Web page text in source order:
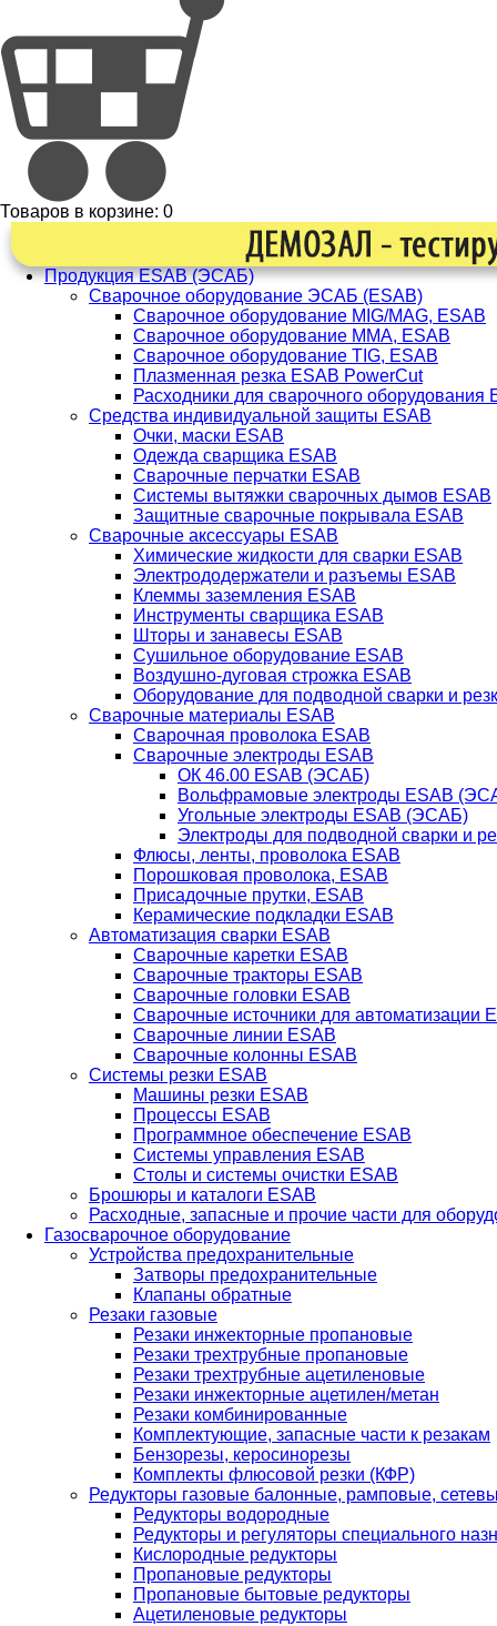
Товаров в корзине: 0
Продукция ESAB (ЭСАБ)
Сварочное оборудование ЭСАБ (ESAB)
Сварочное оборудование MIG/MAG, ESAB
Сварочное оборудование ММА, ESAB
Сварочное оборудование TIG, ESAB
Плазменная резка ESAB PowerCut
Расходники для сварочного оборудования
Средства индивидуальной защиты ESAB
Очки, маски ESAB
Одежда сварщика ESAB
Сварочные перчатки ESAB
Системы вытяжки сварочных дымов ESAB
Защитные сварочные покрывала ESAB
Сварочные аксессуары ESAB
Химические жидкости для сварки ESAB
Электрододержатели и разъемы ESAB
Клеммы заземления ESAB
Инструменты сварщика ESAB
Шторы и занавесы ESAB
Сушильное оборудование ESAB
Воздушно-дуговая строжка ESAB
Оборудование для подводной сварки и
Сварочные материалы ESAB
Сварочная проволока ESAB
Сварочные электроды ESAB
ОК 46.00 ESAB (ЭСАБ)
Вольфрамовые электроды ESAB
Угольные электроды ESAB (ЭСАБ)
Электроды для подводной сварки и
Флюсы, ленты, проволока ESAB
Порошковая проволока, ESAB
Присадочные прутки, ESAB
Керамические подкладки ESAB
Автоматизация сварки ESAB
Сварочные каретки ESAB
Сварочные тракторы ESAB
Сварочные головки ESAB
Сварочные источники для автоматизации
Сварочные линии ESAB
Сварочные колонны ESAB
Системы резки ESAB
Машины резки ESAB
Процессы ESAB
Программное обеспечение ESAB
Системы управления ESAB
Столы и системы очистки ESAB
Брошюры и каталоги ESAB
Расходные, запасные и прочие части для
Газосварочное оборудование
Устройства предохранительные
Затворы предохранительные
Клапаны обратные
Резаки газовые
Резаки инжекторные пропановые
Резаки трехтрубные пропановые
Резаки трехтрубные ацетиленовые
Резаки инжекторные ацетилен/метан
Резаки комбинированные
Комплектующие, запасные части к резакам
Бензорезы, керосинорезы
Комплекты флюсовой резки (КФР)
Редукторы газовые балонные, рамповые,
Редукторы водородные
Редукторы и регуляторы специального
Кислородные редукторы
Пропановые редукторы
Пропановые бытовые редукторы
Ацетиленовые редукторы